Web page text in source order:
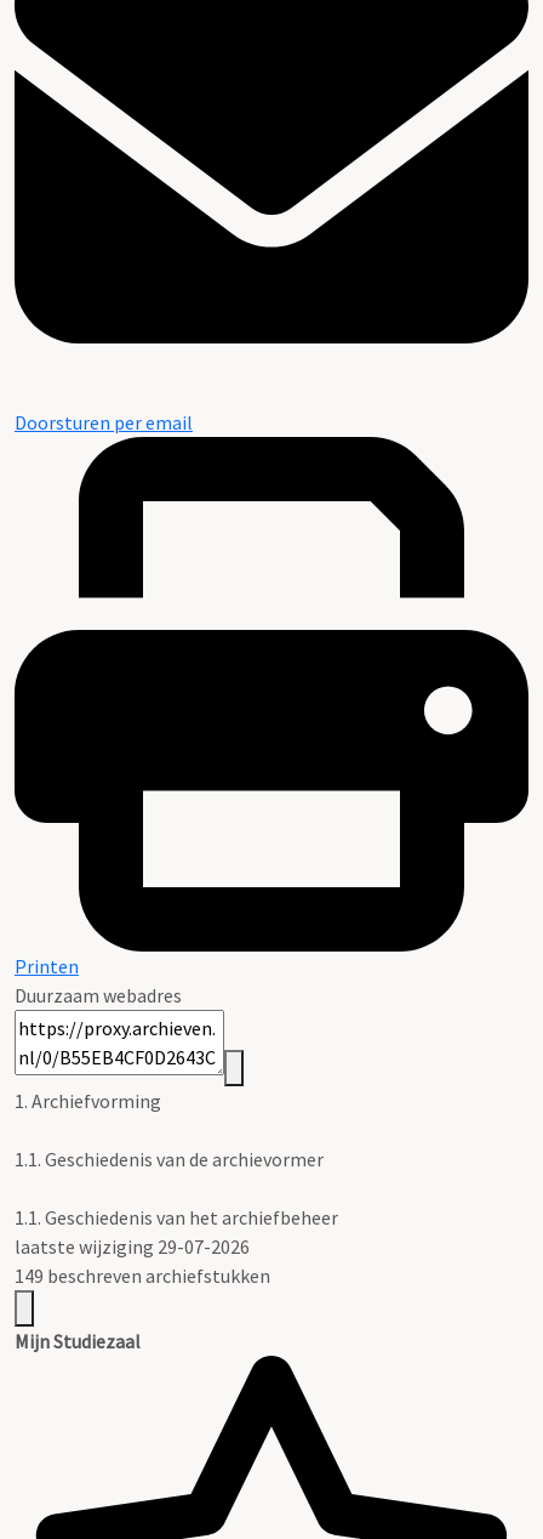
Doorsturen per email
Printen
Duurzaam webadres
1. Archiefvorming
1.1. Geschiedenis van de archievormer
1.1. Geschiedenis van het archiefbeheer
laatste wijziging 29-07-2026
149 beschreven archiefstukken
Mijn Studiezaal